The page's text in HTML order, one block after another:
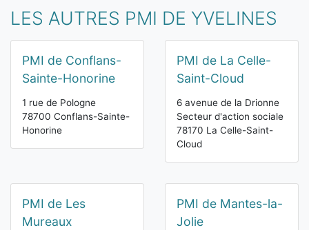
LES AUTRES PMI DE YVELINES
PMI de Conflans-
Sainte-Honorine
1 rue de Pologne
78700 Conflans-Sainte-
Honorine
PMI de La Celle-
Saint-Cloud
6 avenue de la Drionne
Secteur d'action sociale
78170 La Celle-Saint-
Cloud
PMI de Les
Mureaux
PMI de Mantes-la-
Jolie